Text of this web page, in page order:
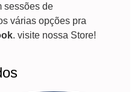
sessões de
várias opções pra
. visite nossa Store!